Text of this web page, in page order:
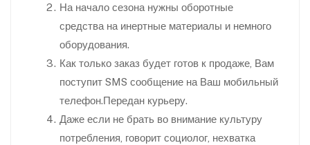
На начало сезона нужны оборотные
средства на инертные материалы и немного
оборудования.
Как только заказ будет готов к продаже, Вам
поступит SMS сообщение на Ваш мобильный
телефон.Передан курьеру.
Даже если не брать во внимание культуру
потребления, говорит социолог, нехватка